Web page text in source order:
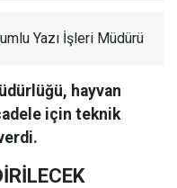
Yazı İşleri Müdürü
hayvan
için teknik